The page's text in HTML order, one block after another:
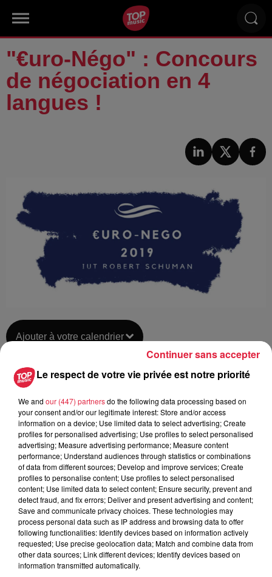
"€uro-Négo" : Concours
de négociation en 4
langues !
Ajouter à votre calendrier
au11 janvier 2019 à 0h00
Lieu
IUT Robert Schuman - ILLKIRCH-
GRAFFENSTADEN (67)
Tarif Gratuit
Le respect de votre vie privée est notre priorité
We and our (447) partnersdo the following data processing based on
your consent and/or our legitimate interest: Store and/or access
information on a device; Use limited data to select advertising; Create
profiles for personalised advertising; Use profiles to select personalised
advertising; Measure advertising performance; Measure content
performance; Understand audiences through statistics or combinations
of data from different sources; Develop and improve services; Create
profiles to personalise content; Use profiles to select personalised
content; Use limited data to select content; Ensure security, prevent and
detect fraud, and fix errors; Deliver and present advertising and content;
Save and communicate privacy choices. These technologies may
process personal data such as IP address and browsing data to offer
following functionalities: Identify devices based on information actively
requested; Use precise geolocation data; Match and combine data from
other data sources; Link different devices; Identify devices based on
information transmitted automatically.
Continuer sans accepter